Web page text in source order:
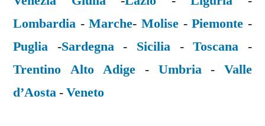
Lombardia -Marche-Molise -Piemonte -
Puglia -Sardegna- Sicilia -Toscana -
Trentino Alto Adige - Umbria-Valle
d’Aosta-Veneto